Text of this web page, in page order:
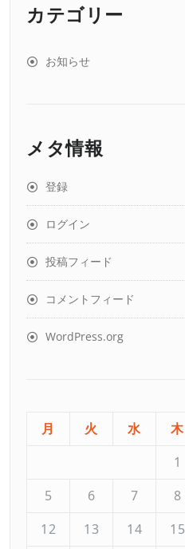
カテゴリー
お知らせ
メタ情報
登録
ログイン
投稿フィード
コメントフィード
WordPress.org
月 火 水 木
1
5
6 7 8
12
13 14 15